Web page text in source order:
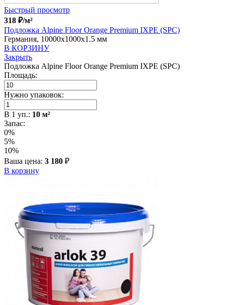
Быстрый просмотр
318 ₽/м²
Подложка Alpine Floor Orange Premium IXPE (SPC)
Германия, 10000x1000x1.5 мм
В КОРЗИНУ
Закрыть
Подложка Alpine Floor Orange Premium IXPE (SPC)
Площадь:
Нужно упаковок:
В 1 уп.: 10 м²
Запас:
0%
5%
10%
Ваша цена: 3 180 ₽
В корзину